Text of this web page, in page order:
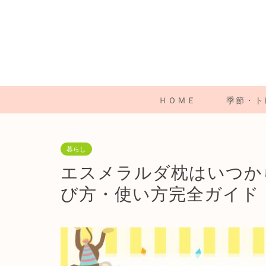
ＨＯＭＥ 季節・
暮らし
エスメラルダ枕はいつ
び方・使い方完全ガイド